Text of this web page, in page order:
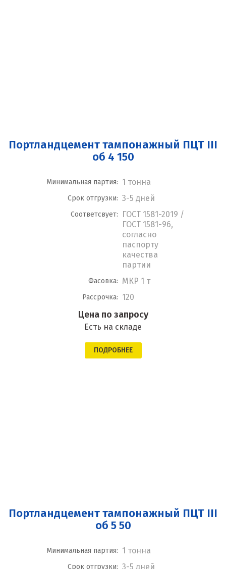
Портландцемент тампонажный ПЦТ III
об 4 150
Минимальная партия: 1 тонна
Срок отгрузки: 3-5 дней
Соответсвует:
ГОСТ 1581-2019 /
ГОСТ 1581-96,
согласно
паспорту
качества
партии
Фасовка: МКР 1 т
Рассрочка: 120
Цена по запросу
Есть на складе
ПОДРОБНЕЕ
Портландцемент тампонажный ПЦТ III
об 5 50
Минимальная партия: 1 тонна
Срок отгрузки: 3-5 дней